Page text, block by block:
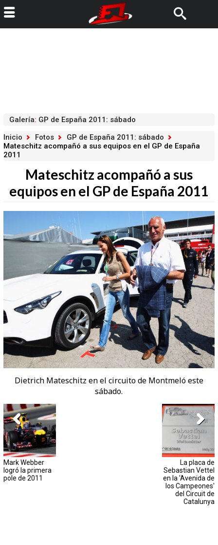
Galería: GP de España 2011: sábado
Inicio
Fotos
GP de España 2011: sábado
Mateschitz acompañó a sus equipos en el GP de España
2011
Mateschitz acompañó a sus
equipos en el GP de España 2011
Dietrich Mateschitz en el circuito de Montmeló este
sábado.
Mark Webber
logró la primera
pole de 2011
La placa de
Sebastian Vettel
en la 'Avenida de
los Campeones'
del Circuit de
Catalunya